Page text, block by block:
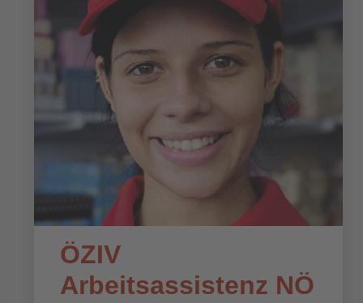
ÖZIV
Arbeitsassistenz NÖ